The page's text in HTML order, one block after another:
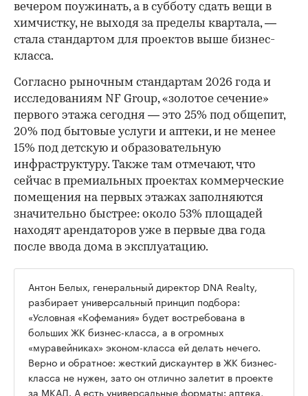
вечером поужинать, а в субботу сдать вещи в
химчистку, не выходя за пределы квартала, —
стала стандартом для проектов выше бизнес-
класса.
Согласно рыночным стандартам 2026 года и
исследованиям NF Group, «золотое сечение»
первого этажа сегодня — это 25% под общепит,
20% под бытовые услуги и аптеки, и не менее
15% под детскую и образовательную
инфраструктуру. Также там отмечают, что
сейчас в премиальных проектах коммерческие
помещения на первых этажах заполняются
значительно быстрее: около 53% площадей
находят арендаторов уже в первые два года
после ввода дома в эксплуатацию.
Антон Белых, генеральный директор DNA Realty,
разбирает универсальный принцип подбора:
«Условная «Кофемания» будет востребована в
больших ЖК бизнес-класса, а в огромных
«муравейниках» эконом-класса ей делать нечего.
Верно и обратное: жесткий дискаунтер в ЖК бизнес-
класса не нужен, зато он отлично залетит в проекте
за МКАД. А есть универсальные форматы: аптека,